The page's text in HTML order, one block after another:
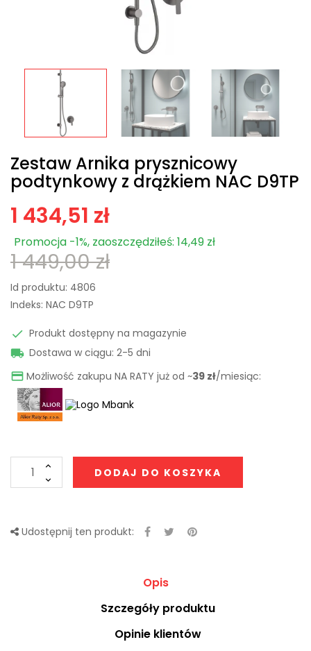
Zestaw Arnika prysznicowy
podtynkowy z drążkiem NAC D9TP
1 434,51 zł
Promocja -1%, zaoszczędziłeś: 14,49 zł
1 449,00 zł
Id produktu: 4806
Indeks: NAC D9TP
 Produkt dostępny na magazynie
 Dostawa w ciągu: 2-5 dni
 Możliwość zakupu NA RATY już od ~39 zł/miesiąc:
DODAJ DO KOSZYKA
Udostępnij ten produkt:
Opis
Szczegóły produktu
Opinie klientów